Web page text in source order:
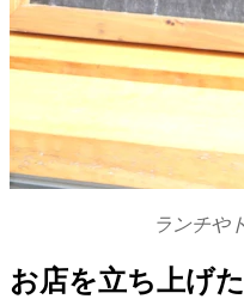
ランチや
お店を立ち上げ